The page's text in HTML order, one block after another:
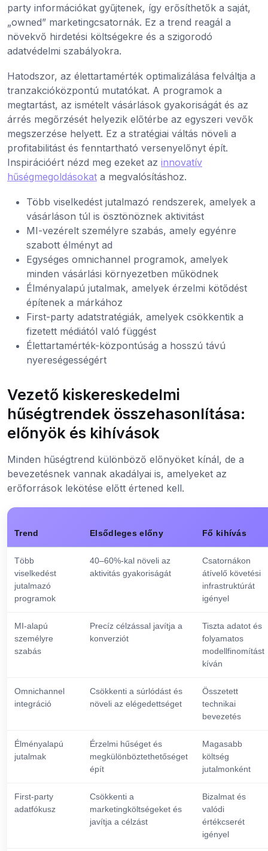
party információkat gyűjtenek, így erősíthetők a saját,
„owned” marketingcsatornák. Ez a trend reagál a
növekvő hirdetési költségekre és a szigorodó
adatvédelmi szabályokra.
Hatodszor, az élettartamérték optimalizálása felváltja a
tranzakcióközpontú mutatókat. A programok a
megtartást, az ismételt vásárlások gyakoriságát és az
árrés megőrzését helyezik előtérbe az egyszeri vevők
megszerzése helyett. Ez a stratégiai váltás növeli a
profitabilitást és fenntartható versenyelőnyt épít.
Inspirációért nézd meg ezeket az innovatív
hűségmegoldásokat a megvalósításhoz.
Több viselkedést jutalmazó rendszerek, amelyek a
vásárláson túl is ösztönöznek aktivitást
MI-vezérelt személyre szabás, amely egyénre
szabott élményt ad
Egységes omnichannel programok, amelyek
minden vásárlási környezetben működnek
Élményalapú jutalmak, amelyek érzelmi kötődést
építenek a márkához
First-party adatstratégiák, amelyek csökkentik a
fizetett médiától való függést
Élettartamérték-központúság a hosszú távú
nyereségességért
Vezető kiskereskedelmi
hűségtrendek összehasonlítása:
előnyök és kihívások
Minden hűségtrend különböző előnyöket kínál, de a
bevezetésnek vannak akadályai is, amelyeket az
erőforrások lekötése előtt értened kell.
Trend Elsődleges előny Fő kihívás
Több
viselkedést
jutalmazó
programok
40–60%-kal növeli az
aktivitás gyakoriságát
Csatornákon
átívelő követési
infrastruktúrát
igényel
MI-alapú
személyre
szabás
Precíz célzással javítja a
konverziót
Tiszta adatot és
folyamatos
modellfinomítást
kíván
Omnichannel
integráció
Csökkenti a súrlódást és
növeli az elégedettséget
Összetett
technikai
bevezetés
Élményalapú
jutalmak
Érzelmi hűséget és
megkülönböztethetőséget
épít
Magasabb
költség
jutalmonként
First-party
adatfókusz
Csökkenti a
marketingköltségeket és
javítja a célzást
Bizalmat és
valódi
értékcserét
igényel